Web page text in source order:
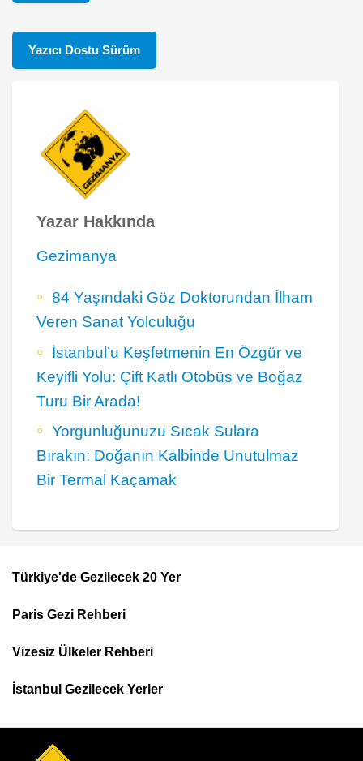
Yazıcı Dostu Sürüm
Yazar Hakkında
Gezimanya
84 Yaşındaki Göz Doktorundan İlham
Veren Sanat Yolculuğu
İstanbul’u Keşfetmenin En Özgür ve
Keyifli Yolu: Çift Katlı Otobüs ve Boğaz
Turu Bir Arada!
Yorgunluğunuzu Sıcak Sulara
Bırakın: Doğanın Kalbinde Unutulmaz
Bir Termal Kaçamak
Top
Menu
Türkiye'de Gezilecek 20 Yer
Paris Gezi Rehberi
Vizesiz Ülkeler Rehberi
İstanbul Gezilecek Yerler